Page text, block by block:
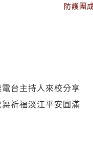
防護團
台主持人來校分享
祈福淡江平安圓滿